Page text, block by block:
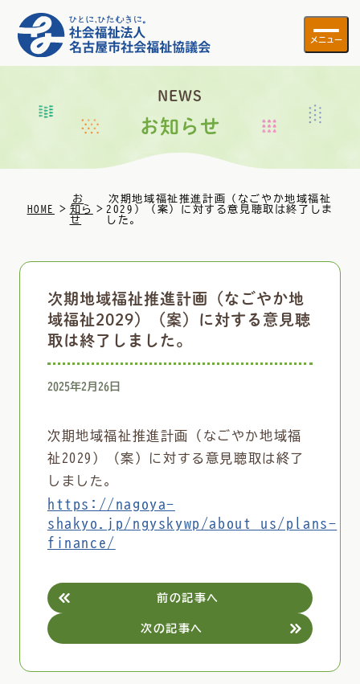
メニュー
NEWS
お知らせ
HOME >
お
知ら
せ
>
次期地域福祉推進計画（なごやか地域福祉
2029）（案）に対する意見聴取は終了しま
した。
次期地域福祉推進計画（なごやか地
域福祉2029）（案）に対する意見聴
取は終了しました。
2025年2月26日
次期地域福祉推進計画（なごやか地域福
祉2029）（案）に対する意見聴取は終了
しました。
https://nagoya-
shakyo.jp/ngyskywp/about_us/plans-
finance/
前の記事へ
次の記事へ